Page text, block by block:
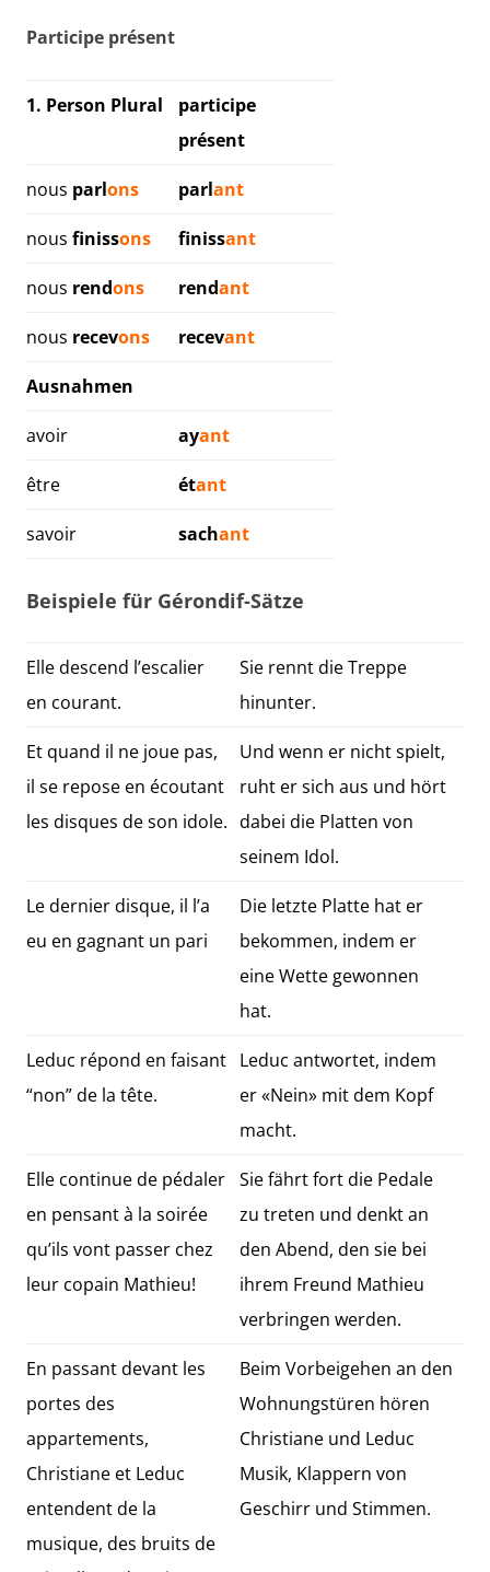
Participe présent
1. Person Plural
participe
présent
nous parlons parlant
nous finissons finissant
nous rendons rendant
nous recevons recevant
Ausnahmen
avoir ayant
être étant
savoir sachant
Beispiele für Gérondif-Sätze
Elle descend l’escalier
en courant.
Sie rennt die Treppe
hinunter.
Et quand il ne joue pas,
il se repose en écoutant
les disques de son idole.
Und wenn er nicht spielt,
ruht er sich aus und hört
dabei die Platten von
seinem Idol.
Le dernier disque, il l’a
eu en gagnant un pari
Die letzte Platte hat er
bekommen, indem er
eine Wette gewonnen
hat.
Leduc répond en faisant
“non” de la tête.
Leduc antwortet, indem
er «Nein» mit dem Kopf
macht.
Elle continue de pédaler
en pensant à la soirée
qu’ils vont passer chez
leur copain Mathieu!
Sie fährt fort die Pedale
zu treten und denkt an
den Abend, den sie bei
ihrem Freund Mathieu
verbringen werden.
En passant devant les
portes des
appartements,
Christiane et Leduc
entendent de la
musique, des bruits de
Beim Vorbeigehen an den
Wohnungstüren hören
Christiane und Leduc
Musik, Klappern von
Geschirr und Stimmen.